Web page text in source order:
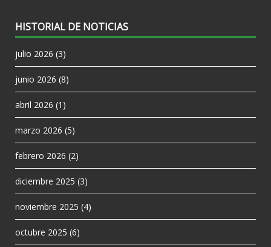
HISTORIAL DE NOTICIAS
julio 2026 (3)
junio 2026 (8)
abril 2026 (1)
marzo 2026 (5)
febrero 2026 (2)
diciembre 2025 (3)
noviembre 2025 (4)
octubre 2025 (6)